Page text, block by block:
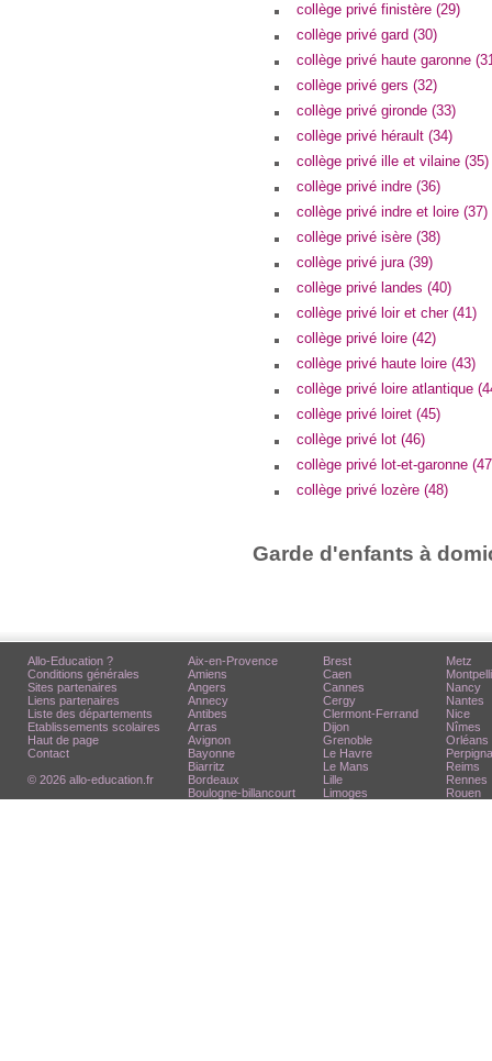
collège privé finistère (29)
collège privé gard (30)
collège privé haute garonne
collège privé gers (32)
collège privé gironde (33)
collège privé hérault (34)
collège privé ille et vilaine (35)
collège privé indre (36)
collège privé indre et loire (37)
collège privé isère (38)
collège privé jura (39)
collège privé landes (40)
collège privé loir et cher (41)
collège privé loire (42)
collège privé haute loire (43)
collège privé loire atlantique
collège privé loiret (45)
collège privé lot (46)
collège privé lot-et-garonne
collège privé lozère (48)
Garde d'enfants à
Allo-Education ?
Conditions générales
Sites partenaires
Liens partenaires
Liste des départements
Etablissements scolaires
Haut de page
Contact
© 2026 allo-education.fr
Aix-en-Provence
Amiens
Angers
Annecy
Antibes
Arras
Avignon
Bayonne
Biarritz
Bordeaux
Boulogne-billancourt
Brest
Caen
Cannes
Cergy
Clermont-Ferrand
Dijon
Grenoble
Le Havre
Le Mans
Lille
Limoges
Metz
Nancy
Nantes
Nice
Nîmes
Orléans
Reims
Rennes
Rouen